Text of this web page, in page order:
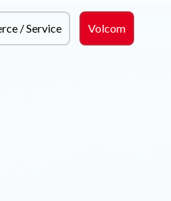
/ Service Volcom